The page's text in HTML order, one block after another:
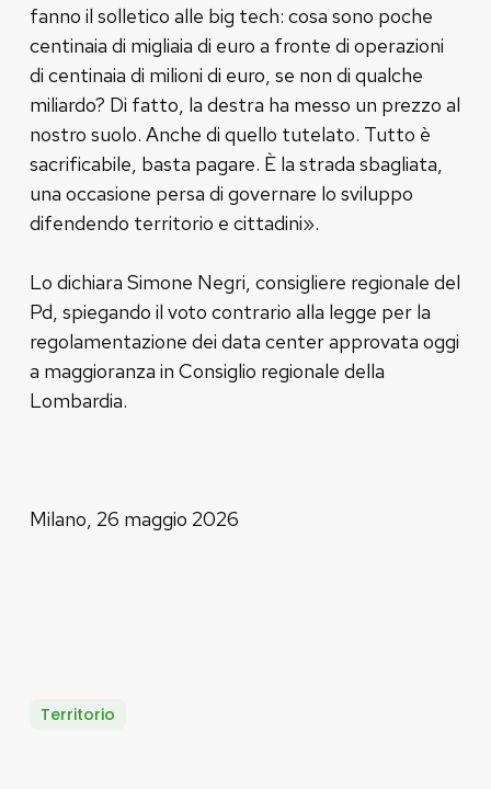
fanno il solletico alle big tech: cosa sono poche
centinaia di migliaia di euro a fronte di operazioni
di centinaia di milioni di euro, se non di qualche
miliardo? Di fatto, la destra ha messo un prezzo al
nostro suolo. Anche di quello tutelato. Tutto è
sacrificabile, basta pagare. È la strada sbagliata,
una occasione persa di governare lo sviluppo
difendendo territorio e cittadini».
Lo dichiara Simone Negri, consigliere regionale del
Pd, spiegando il voto contrario alla legge per la
regolamentazione dei data center approvata oggi
a maggioranza in Consiglio regionale della
Lombardia.
Milano, 26 maggio 2026
Territorio